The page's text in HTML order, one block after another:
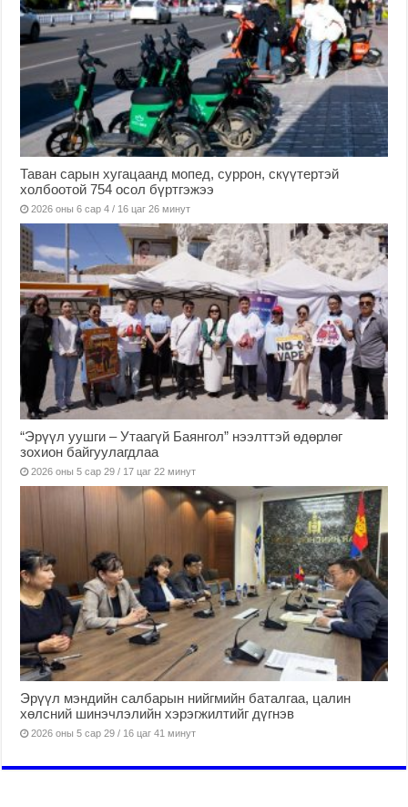
Таван сарын хугацаанд мопед, суррон, скүүтертэй
холбоотой 754 осол бүртгэжээ
2026 оны 6 сар 4 / 16 цаг 26 минут
“Эрүүл уушги – Утаагүй Баянгол” нээлттэй өдөрлөг
зохион байгуулагдлаа
2026 оны 5 сар 29 / 17 цаг 22 минут
Эрүүл мэндийн салбарын нийгмийн баталгаа, цалин
хөлсний шинэчлэлийн хэрэгжилтийг дүгнэв
2026 оны 5 сар 29 / 16 цаг 41 минут